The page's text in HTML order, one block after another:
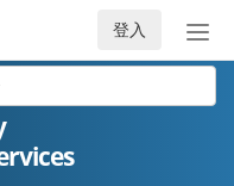
切
換
登入